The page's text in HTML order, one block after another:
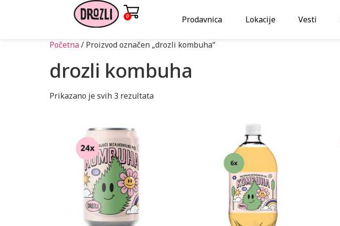
0 Prodavnica Lokacije Vesti
Početna/ Proizvod označen „drozli kombuha“
drozli kombuha
Prikazano je svih 3 rezultata